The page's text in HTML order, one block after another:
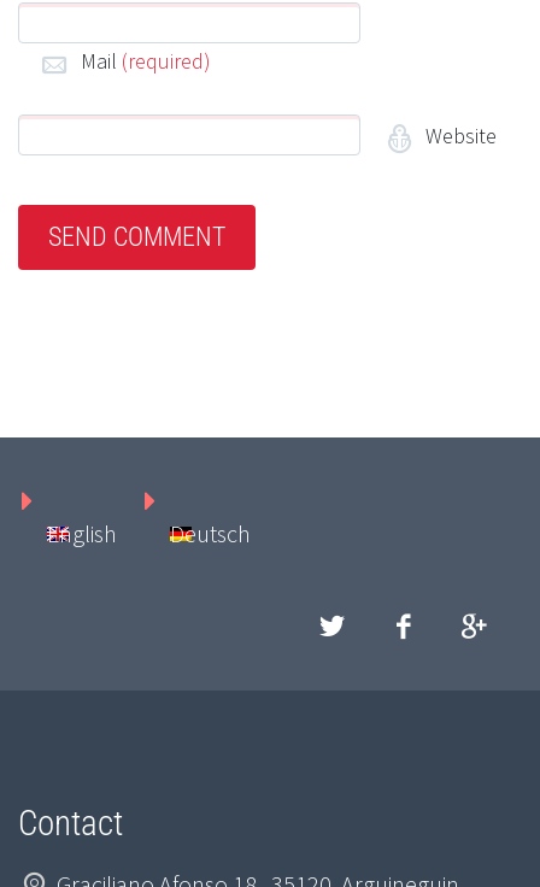
Mail (required)
Website
English Deutsch
Contact